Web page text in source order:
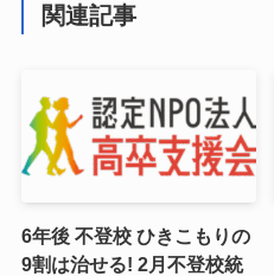
関連記事
6年後 不登校 ひきこもりの
9割は治せる! 2月不登校統